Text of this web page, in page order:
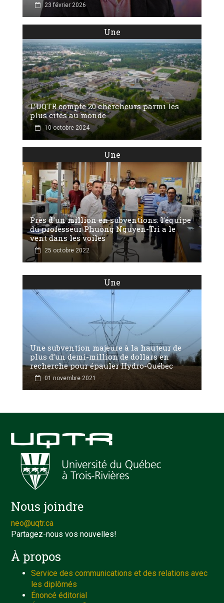
23 février 2026
Une
L’UQTR compte 20 chercheurs parmi les
plus cités au monde
10 octobre 2024
Une
Près d'un million en subventions: l’équipe
du professeur Phuong Nguyen-Tri a le
vent dans les voiles
25 octobre 2022
Une
Une subvention majeure à la hauteur de
plus d’un demi-million de dollars en
recherche pour épauler Hydro-Québec
01 novembre 2021
Nous joindre
neo@uqtr.ca
Partagez-nous vos nouvelles!
À propos
Service des communications et des relations avec
les diplômés
Énoncé éditorial